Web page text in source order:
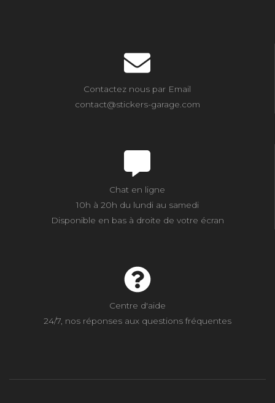
Contactez nous par Email
contact@stickers-garage.com
Chat en ligne
10h à 20h du lundi au samedi
Disponible en bas à droite de votre écran
Centre d'aide
24/7, nos réponses aux questions fréquentes